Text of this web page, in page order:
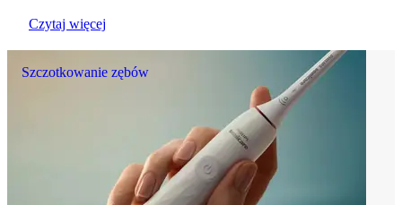
Czytaj więcej
Szczotkowanie zębów